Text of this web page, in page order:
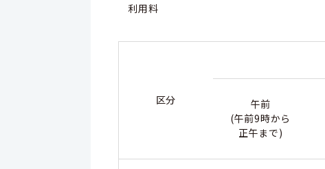
利用料
区分
午前
(午前9時から
正午まで)